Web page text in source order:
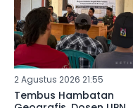
2 Agustus 2026 21:55
Tembus Hambatan